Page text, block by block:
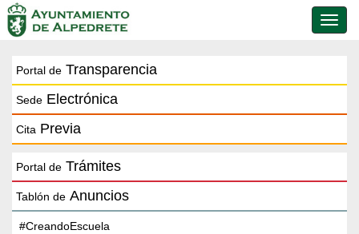
de
Portal de Transparencia
Sede Electrónica
Cita Previa
Portal de Trámites
Tablón de Anuncios